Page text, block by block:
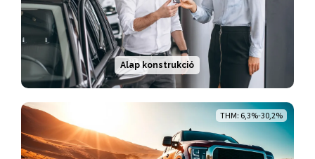
Alap konstrukció
THM: 6,3%-30,2%